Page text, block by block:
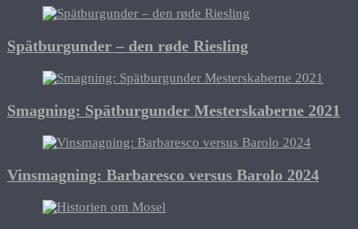
Spätburgunder – den røde Riesling
Smagning: Spätburgunder Mesterskaberne 2021
Vinsmagning: Barbaresco versus Barolo 2024